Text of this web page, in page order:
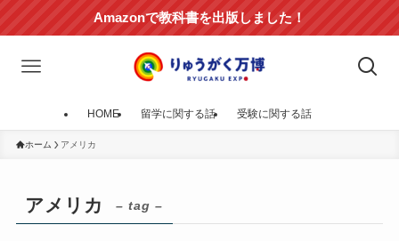
Amazonで教科書を出版しました！
HOME 留学に関する話 受験に関する話
ホーム アメリカ
アメリカ – tag –